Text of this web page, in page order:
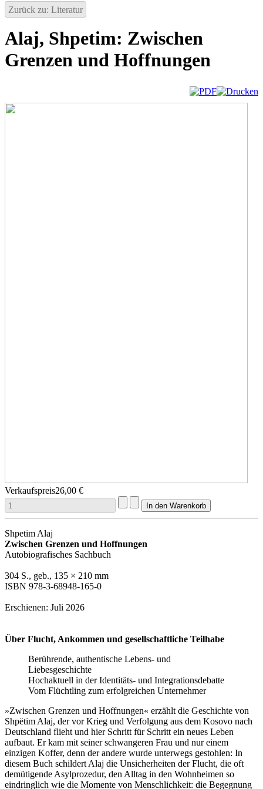
Zurück zu: Literatur
Alaj, Shpetim: Zwischen
Grenzen und Hoffnungen
Verkaufspreis26,00 €
Shpetim Alaj
Zwischen Grenzen und Hoffnungen
Autobiografisches Sachbuch
304 S., geb., 135 × 210 mm
ISBN 978-3-68948-165-0
Erschienen: Juli 2026
Über Flucht, Ankommen und gesellschaftliche Teilhabe
Berührende, authentische Lebens- und
Liebesgeschichte
Hochaktuell in der Identitäts- und Integrationsdebatte
Vom Flüchtling zum erfolgreichen Unternehmer
»Zwischen Grenzen und Hoffnungen« erzählt die Geschichte von
Shpëtim Alaj, der vor Krieg und Verfolgung aus dem Kosovo nach
Deutschland flieht und hier Schritt für Schritt ein neues Leben
aufbaut. Er kam mit seiner schwangeren Frau und nur einem
einzigen Koffer, denn der andere wurde unterwegs gestohlen: In
diesem Buch schildert Alaj die Unsicherheiten der Flucht, die oft
demütigende Asylprozedur, den Alltag in den Wohnheimen so
eindringlich wie die Momente von Menschlichkeit: die Begegnung